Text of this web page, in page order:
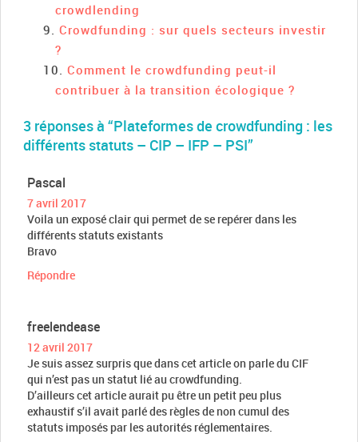
crowdlending
Crowdfunding : sur quels secteurs investir
?
Comment le crowdfunding peut-il
contribuer à la transition écologique ?
3 réponses à “Plateformes de crowdfunding : les
différents statuts – CIP – IFP – PSI”
Pascal
7 avril 2017
Voila un exposé clair qui permet de se repérer dans les
différents statuts existants
Bravo
Répondre
freelendease
12 avril 2017
Je suis assez surpris que dans cet article on parle du CIF
qui n’est pas un statut lié au crowdfunding.
D’ailleurs cet article aurait pu être un petit peu plus
exhaustif s’il avait parlé des règles de non cumul des
statuts imposés par les autorités réglementaires.